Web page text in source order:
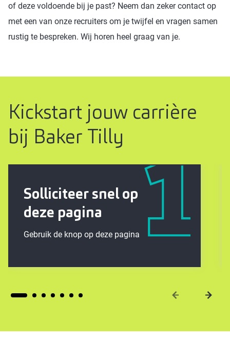
of deze voldoende bij je past? Neem dan zeker contact op
met een van onze recruiters om je twijfel en vragen samen
rustig te bespreken. Wij horen heel graag van je.
Kickstart jouw carrière
bij Baker Tilly
Solliciteer snel op
deze pagina
Gebruik de knop op deze pagina